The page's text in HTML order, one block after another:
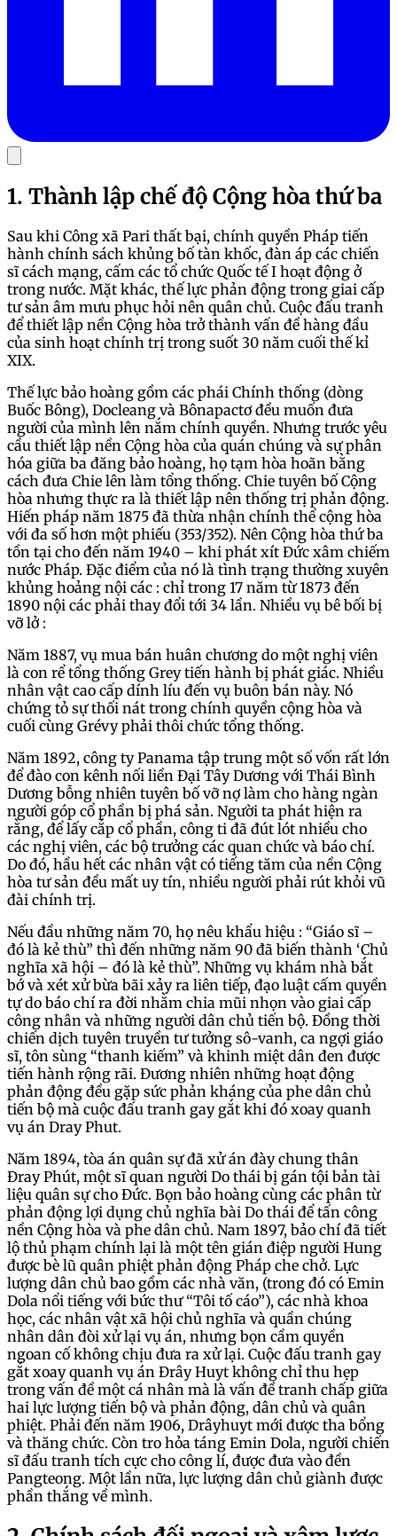
1. Thành lập chế độ Cộng hòa thứ ba
Sau khi Công xã Pari thất bại, chính quyền Pháp tiến
hành chính sách khủng bố tàn khốc, đàn áp các chiến
sĩ cách mạng, cấm các tổ chức Quốc tế I hoạt động ở
trong nước. Mặt khác, thế lực phản động trong giai cấp
tư sản âm mưu phục hỏi nên quân chủ. Cuộc đấu tranh
để thiết lập nền Cộng hòa trở thành vấn đề hàng đầu
của sinh hoạt chính trị trong suốt 30 năm cuối thế kỉ
XIX.
Thế lực bảo hoàng gồm các phái Chính thống (dòng
Buốc Bông), Docleang và Bônapactơ đều muốn đưa
người của mình lên nắm chính quyền. Nhưng trước yêu
cầu thiết lập nền Cộng hòa của quán chúng và sự phân
hóa giữa ba đăng bảo hoàng, họ tạm hòa hoãn bằng
cách đưa Chie lên làm tổng thống. Chie tuyên bố Cộng
hòa nhưng thực ra là thiết lập nên thống trị phản động.
Hiến pháp năm 1875 đã thừa nhận chính thể cộng hòa
với đa số hơn một phiếu (353/352). Nên Cộng hòa thứ ba
tồn tại cho đến năm 1940 – khi phát xít Đức xâm chiếm
nước Pháp. Đặc điểm của nó là tình trạng thường xuyên
khủng hoảng nội các : chỉ trong 17 năm từ 1873 đến
1890 nội các phải thay đổi tới 34 lần. Nhiều vụ bê bối bị
vỡ lở :
Năm 1887, vụ mua bán huân chương do một nghị viên
là con rể tổng thống Grey tiến hành bị phát giác. Nhiều
nhân vật cao cấp dính líu đến vụ buôn bán này. Nó
chứng tỏ sự thối nát trong chính quyền cộng hòa và
cuối cùng Grévy phải thôi chức tổng thống.
Năm 1892, công ty Panama tập trung một số vốn rất lớn
để đào con kênh nối liền Đại Tây Dương với Thái Bình
Dương bỗng nhiên tuyên bố vỡ nợ làm cho hàng ngàn
người góp cổ phần bị phá sản. Người ta phát hiện ra
rằng, để lấy cắp cổ phần, công ti đã đút lót nhiều cho
các nghị viên, các bộ trưởng các quan chức và báo chí.
Do đó, hầu hết các nhân vật có tiếng tăm của nền Cộng
hòa tư sản đều mất uy tín, nhiều người phải rút khỏi vũ
đài chính trị.
Nếu đầu những năm 70, họ nêu khẩu hiệu : “Giáo sĩ –
đó là kẻ thù” thì đến những năm 90 đã biến thành ‘Chủ
nghĩa xã hội – đó là kẻ thù”. Những vụ khám nhà bắt
bớ và xét xử bừa bãi xảy ra liên tiếp, đạo luật cấm quyền
tự do báo chí ra đời nhằm chia mũi nhọn vào giai cấp
công nhân và những người dân chủ tiến bộ. Đồng thời
chiến dịch tuyên truyền tư tưởng sô-vanh, ca ngợi giáo
sĩ, tôn sùng “thanh kiếm” và khinh miệt dân đen được
tiến hành rộng rãi. Đương nhiên những hoạt động
phản động đều gặp sức phản kháng của phe dân chủ
tiến bộ mà cuộc đấu tranh gay gắt khi đó xoay quanh
vụ án Dray Phut.
Năm 1894, tòa án quân sự đã xử án đày chung thân
Đray Phút, một sĩ quan người Do thái bị gán tội bản tài
liệu quân sự cho Đức. Bọn bảo hoàng cùng các phân từ
phản động lợi dụng chủ nghĩa bài Do thái để tấn công
nền Cộng hòa và phe dân chủ. Nam 1897, bảo chí đã tiết
lộ thủ phạm chính lại là một tên gián điệp người Hung
được bè lũ quân phiệt phản động Pháp che chở. Lực
lượng dân chủ bao gồm các nhà văn, (trong đó có Emin
Dola nổi tiếng với bức thư “Tôi tố cáo”), các nhà khoa
học, các nhân vật xã hội chủ nghĩa và quần chúng
nhân dân đòi xử lại vụ án, nhưng bọn cầm quyền
ngoan cố không chịu đưa ra xử lại. Cuộc đấu tranh gay
gắt xoay quanh vụ án Đrây Huyt không chỉ thu hẹp
trong vấn đề một cá nhân mà là vấn đề tranh chấp giữa
hai lực lượng tiến bộ và phản động, dân chủ và quân
phiệt. Phải đến năm 1906, Drâyhuyt mới được tha bổng
và thăng chức. Còn tro hỏa táng Emin Dola, người chiến
sĩ đấu tranh tích cực cho công lí, được đưa vào đền
Pangteong. Một lần nữa, lực lượng dân chủ giành được
phần thắng về mình.